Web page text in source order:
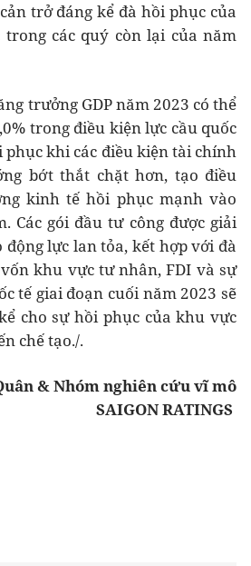
trở đáng kể đà hồi phục của
các quý còn lại của năm
trưởng GDP năm 2023 có thể
trong điều kiện lực cầu quốc
phục khi các điều kiện tài chính
bớt thắt chặt hơn, tạo điều
kinh tế hồi phục mạnh vào
Các gói đầu tư công được giải
lực lan tỏa, kết hợp với đà
khu vực tư nhân, FDI và sự
tế giai đoạn cuối năm 2023 sẽ
cho sự hồi phục của khu vực
chế tạo./.
& Nhóm nghiên cứu vĩ mô
SAIGON RATINGS